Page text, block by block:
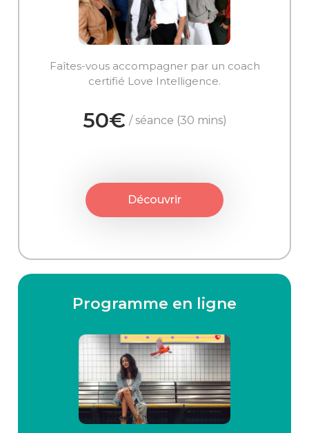
Faîtes-vous accompagner par un coach
certifié Love Intelligence.
50€ / séance (30 mins)
Découvrir
Programme en ligne